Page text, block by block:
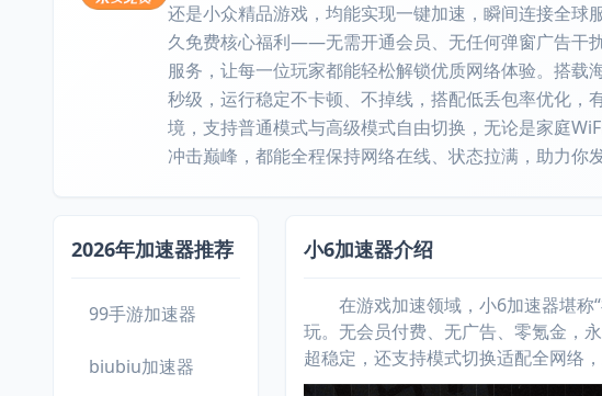
还是小众精品游戏，均能实现一键加速，瞬间连接全
久免费核心福利——无需开通会员、无任何弹窗广告干
服务，让每一位玩家都能轻松解锁优质网络体验。搭
秒级，运行稳定不卡顿、不掉线，搭配低丢包率优化
境，支持普通模式与高级模式自由切换，无论是家庭
冲击巅峰，都能全程保持网络在线、状态拉满，助力你
2026年加速器推荐
99手游加速器
biubiu加速器
小6加速器介绍
在游戏加速领域，小6加速器堪称“
玩。无会员付费、无广告、零氪金，
超稳定，还支持模式切换适配全网络